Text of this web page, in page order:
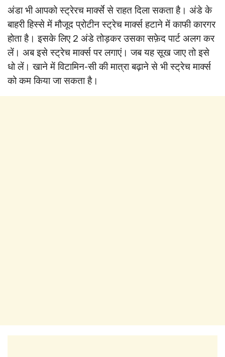
अंडा भी आपको स्ट्रेरच मार्क्से से राहत दिला सकता है। अंडे के
बाहरी हिस्से में मौजूद प्रोटीन स्ट्रेच मार्क्स हटाने में काफी कारगर
होता है। इसके लिए 2 अंडे तोड़कर उसका सफ़ेद पार्ट अलग कर
लें। अब इसे स्ट्रेच मार्क्स पर लगाएं‌। जब यह सूख जाए तो इसे
धो लें। खाने में विटामिन-सी की मात्रा बढ़ाने से भी स्ट्रेच मार्क्स
को कम किया जा सकता है।